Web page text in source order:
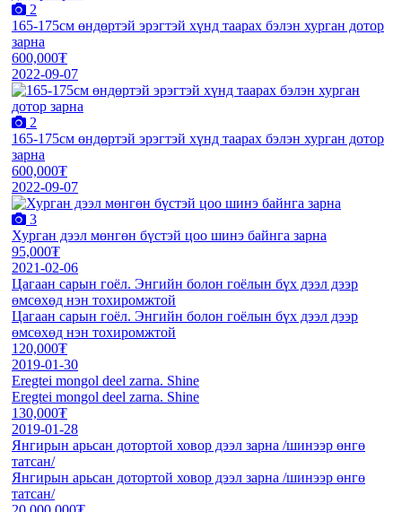
2
165-175см өндөртэй эрэгтэй хүнд таарах бэлэн хурган дотор
зарна
600,000₮
2022-09-07
2
165-175см өндөртэй эрэгтэй хүнд таарах бэлэн хурган дотор
зарна
600,000₮
2022-09-07
3
Хурган дээл мөнгөн бүстэй цоо шинэ байнга зарна
95,000₮
2021-02-06
Цагаан сарын гоёл. Энгийн болон гоёлын бүх дээл дээр
өмсөхөд нэн тохиромжтой
Цагаан сарын гоёл. Энгийн болон гоёлын бүх дээл дээр
өмсөхөд нэн тохиромжтой
120,000₮
2019-01-30
Eregtei mongol deel zarna. Shine
Eregtei mongol deel zarna. Shine
130,000₮
2019-01-28
Янгирын арьсан дотортой ховор дээл зарна /шинээр өнгө
татсан/
Янгирын арьсан дотортой ховор дээл зарна /шинээр өнгө
татсан/